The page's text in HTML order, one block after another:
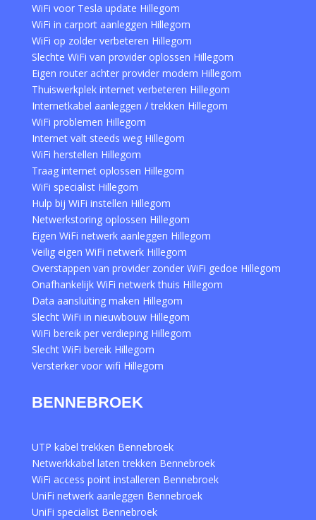
WiFi voor Tesla update Hillegom
WiFi in carport aanleggen Hillegom
WiFi op zolder verbeteren Hillegom
Slechte WiFi van provider oplossen Hillegom
Eigen router achter provider modem Hillegom
Thuiswerkplek internet verbeteren Hillegom
Internetkabel aanleggen / trekken Hillegom
WiFi problemen Hillegom
Internet valt steeds weg Hillegom
WiFi herstellen Hillegom
Traag internet oplossen Hillegom
WiFi specialist Hillegom
Hulp bij WiFi instellen Hillegom
Netwerkstoring oplossen Hillegom
Eigen WiFi netwerk aanleggen Hillegom
Veilig eigen WiFi netwerk Hillegom
Overstappen van provider zonder WiFi gedoe Hillegom
Onafhankelijk WiFi netwerk thuis Hillegom
Data aansluiting maken Hillegom
Slecht WiFi in nieuwbouw Hillegom
WiFi bereik per verdieping Hillegom
Slecht WiFi bereik Hillegom
Versterker voor wifi Hillegom
BENNEBROEK
UTP kabel trekken Bennebroek
Netwerkkabel laten trekken Bennebroek
WiFi access point installeren Bennebroek
UniFi netwerk aanleggen Bennebroek
UniFi specialist Bennebroek